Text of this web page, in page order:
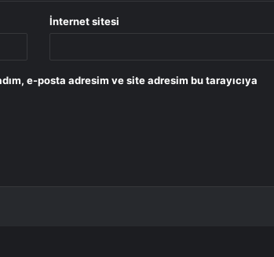
İnternet sitesi
e-posta adresim ve site adresim bu tarayıcıya